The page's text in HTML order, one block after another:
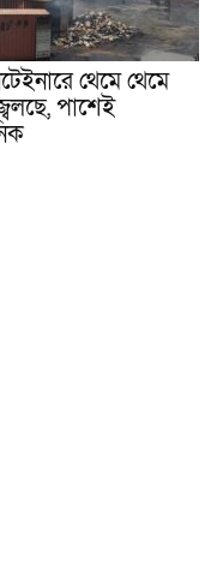
থেমে থেমে
পাশেই